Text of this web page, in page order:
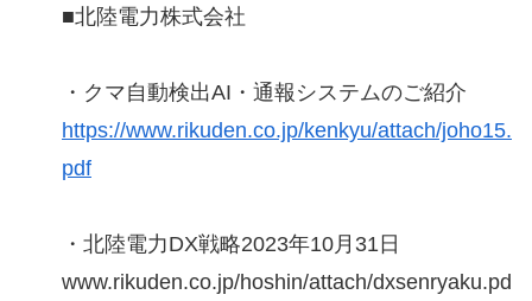
■北陸電力株式会社
・クマ自動検出AI・通報システムのご紹介
https://www.rikuden.co.jp/kenkyu/attach/joho15.
pdf
・北陸電力DX戦略2023年10月31日
www.rikuden.co.jp/hoshin/attach/dxsenryaku.pd